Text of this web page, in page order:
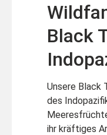
Black
Unsere Black
des
ihr kräftiges